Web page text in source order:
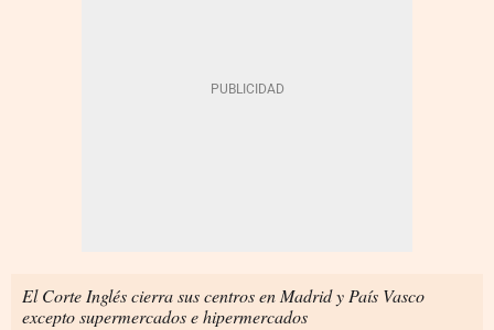
El Corte Inglés cierra sus centros en Madrid y País Vasco
excepto supermercados e hipermercados